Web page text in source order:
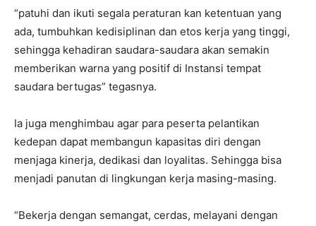
“patuhi dan ikuti segala peraturan kan ketentuan yang
ada, tumbuhkan kedisiplinan dan etos kerja yang tinggi,
sehingga kehadiran saudara-saudara akan semakin
memberikan warna yang positif di Instansi tempat
saudara bertugas” tegasnya.
Ia juga menghimbau agar para peserta pelantikan
kedepan dapat membangun kapasitas diri dengan
menjaga kinerja, dedikasi dan loyalitas. Sehingga bisa
menjadi panutan di lingkungan kerja masing-masing.
“Bekerja dengan semangat, cerdas, melayani dengan